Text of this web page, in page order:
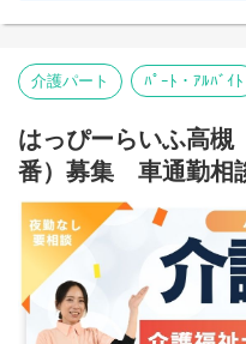
介護パート ﾊﾟｰﾄ・ｱﾙﾊﾞｲﾄ
はっぴーらいふ高
番）募集 車通勤相